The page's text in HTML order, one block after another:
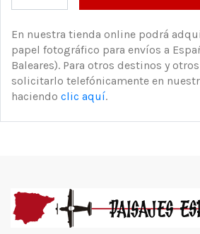
En nuestra tienda online podrá
papel fotográfico para envíos a
Baleares). Para otros destinos y
solicitarlo telefónicamente en
haciendo clic aquí.